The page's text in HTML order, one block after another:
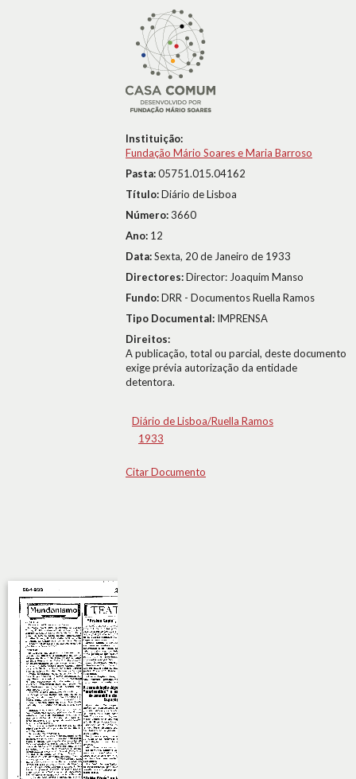
Instituição:
Fundação Mário Soares e Maria Barroso
Pasta:05751.015.04162
Título:Diário de Lisboa
Número:3660
Ano: 12
Data:Sexta, 20 de Janeiro de 1933
Directores:Director: Joaquim Manso
Fundo:DRR - Documentos Ruella Ramos
Tipo Documental: IMPRENSA
Direitos:
A publicação, total ou parcial, deste documento
exige prévia autorização da entidade
detentora.
Diário de Lisboa/Ruella Ramos
1933
Citar Documento